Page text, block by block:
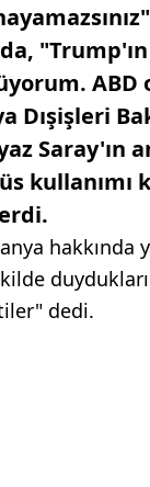
"Trump'ın
Saray'ın
kullanımı
hakkında
dedi.